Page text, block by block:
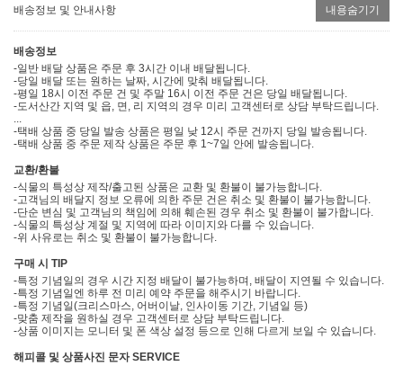
배송정보 및 안내사항 내용숨기기
배송정보
-일반 배달 상품은 주문 후 3시간 이내 배달됩니다.
-당일 배달 또는 원하는 날짜, 시간에 맞춰 배달됩니다.
-평일 18시 이전 주문 건 및 주말 16시 이전 주문 건은 당일 배달됩니다.
-도서산간 지역 및 읍, 면, 리 지역의 경우 미리 고객센터로 상담 부탁드립니다.
-택배 상품 중 당일 발송 상품은 평일 낮 12시 주문 건까지 당일 발송됩니다.
-택배 상품 중 주문 제작 상품은 주문 후 1~7일 안에 발송됩니다.
교환/환불
-식물의 특성상 제작/출고된 상품은 교환 및 환불이 불가능합니다.
-고객님의 배달지 정보 오류에 의한 주문 건은 취소 및 환불이 불가능합니다.
-단순 변심 및 고객님의 책임에 의해 훼손된 경우 취소 및 환불이 불가합니다.
-식물의 특성상 계절 및 지역에 따라 이미지와 다를 수 있습니다.
-위 사유로는 취소 및 환불이 불가능합니다.
구매 시 TIP
-특정 기념일의 경우 시간 지정 배달이 불가능하며, 배달이 지연될 수 있습니다.
-특정 기념일엔 하루 전 미리 예약 주문을 해주시기 바랍니다.
-특정 기념일(크리스마스, 어버이날, 인사이동 기간, 기념일 등)
-맞춤 제작을 원하실 경우 고객센터로 상담 부탁드립니다.
-상품 이미지는 모니터 및 폰 색상 설정 등으로 인해 다르게 보일 수 있습니다.
해피콜 및 상품사진 문자 SERVICE